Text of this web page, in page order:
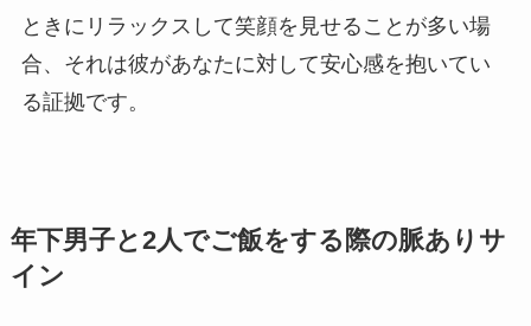
ときにリラックスして笑顔を見せることが多い場
合、それは彼があなたに対して安心感を抱いてい
る証拠です。
年下男子と2人でご飯をする際の脈ありサ
イン